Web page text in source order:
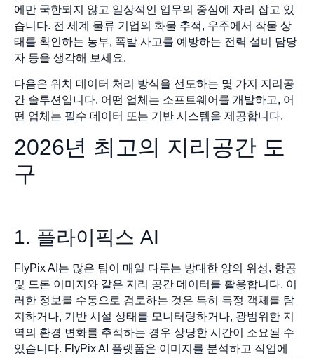
에만 국한되지 않고 일상적인 업무의 중심에 자리 잡고 있
습니다. 전 세계 물류 기업의 화물 추적, 우주에서 작물 상
태를 확인하는 농부, 폭발 사고를 예방하는 전력 설비 담당
자 등을 생각해 보세요.
다음은 위치 데이터 처리 방식을 선도하는 몇 가지 지리공
간 솔루션입니다. 어떤 업체는 소프트웨어를 개발하고, 어
떤 업체는 필수 데이터 또는 기반 시스템을 제공합니다.
2026년 최고의 지리공간 도
구
1. 플라이픽스 AI
FlyPix AI는 많은 팀이 매일 다루는 방대한 양의 위성, 항공
및 드론 이미지와 같은 지리 공간 데이터를 활용합니다. 이
러한 정보를 수동으로 검토하는 것은 특히 특정 객체를 탐
지하거나, 기반 시설 상태를 모니터링하거나, 광범위한 지
역의 환경 변화를 추적하는 경우 상당한 시간이 소요될 수
있습니다. FlyPix AI 플랫폼은 이미지를 분석하고 작업에